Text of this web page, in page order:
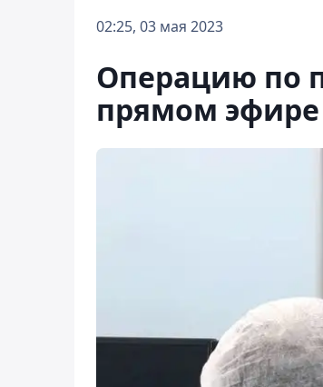
02:25, 03 мая 2023
Операцию по
прямом